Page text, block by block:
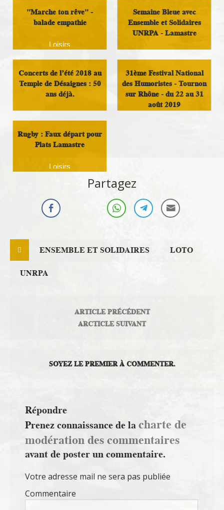
"Marche ton rêve" -
balade empathie
Loisirs
Semaine Bleue avec
Ensemble et Solidaires
UNRPA - Lamastre
Concerts de l’été 2018 au
Temple de Désaignes : 50
ans déjà.
31ème Festival National
des Humoristes - Tournon
sur Rhône - du 22 au 31
août 2019
Rugby : Faux départ pour
Plats Lamastre
Loisirs
Partagez
ENSEMBLE ET SOLIDAIRES LOTO
UNRPA
ARTICLE PRÉCÉDENT
ARCTICLE SUIVANT
SOYEZ LE PREMIER À COMMENTER.
Répondre
Prenez connaissance de lacharte de
modération des commentaires
avant de poster un commentaire.
Votre adresse mail ne sera pas publiée
Commentaire